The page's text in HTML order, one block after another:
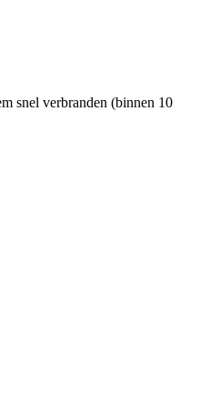
snel verbranden (binnen 10